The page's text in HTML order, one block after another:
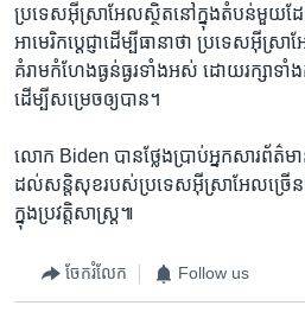
ប្រទេស​អ៊ីស្រាអែល​ស្ថិត​នៅ​ក្នុង​តំបន់មួយ​
អាមេរិក​ប្តេជ្ញា​ដើម្បី​ធានា​ថា ប្រទេស​អ៊ីស្រ
គំរាម​កំហែង​ធ្ងន់ធ្ងរ​ទាំងអស់ ដោយ​រក្សា​
ដើម្បី​សម្រេច​ឲ្យ​បាន។
លោក ​Biden ​បាន​ថ្លែង​ប្រាប់​អ្នកសារព័ត៌
ដល់​សន្តិសុខ​របស់​ប្រទេស​អ៊ីស្រាអែល​ច្រើ
ក្នុង​ប្រវត្តិសាស្រ្ត៕
ចែករំលែក Follow us